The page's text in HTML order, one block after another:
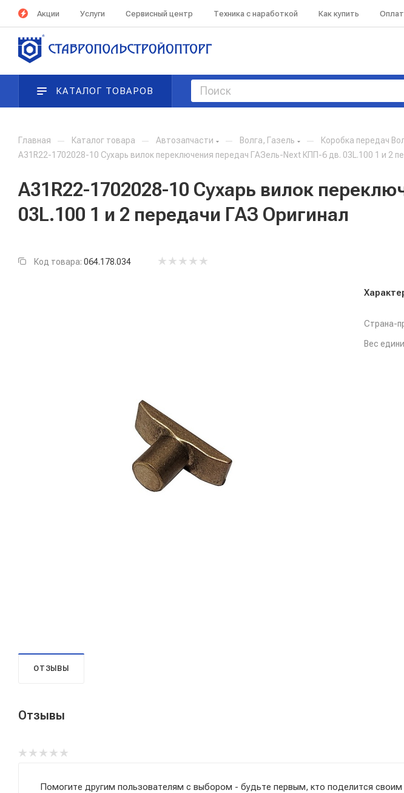
Акции Услуги Сервисный центр Техника с наработкой Как купить
КАТАЛОГ ТОВАРОВ
Главная — Каталог товара — Автозапчасти — Волга, Газель — Коробка передач
А31R22-1702028-10 Сухарь вилок переключения передач ГАЗель-Next КПП-6 дв. 03L.100 1 и 2
А31R22-1702028-10 Сухарь вилок
03L.100 1 и 2 передачи ГАЗ Оригинал
Код товара: 064.178.034
Страна-
Вес
ОТЗЫВЫ
Отзывы
Помогите другим пользователям с выбором - будьте первым, кто поделится